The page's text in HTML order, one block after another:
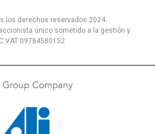
los derechos reservados 2024.
accionista único sometido a la gestión y
VAT 09784580152